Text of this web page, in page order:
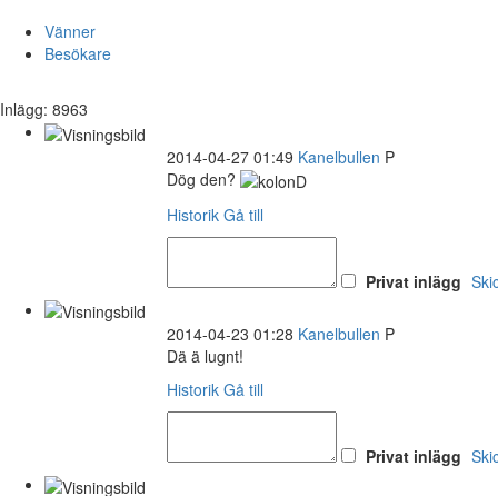
Vänner
Besökare
Inlägg: 8963
2014-04-27 01:49 Kanelbullen P
Dög den?
Historik Gå till
Privat inlägg
2014-04-23 01:28 Kanelbullen P
Dä ä lugnt!
Historik Gå till
Privat inlägg